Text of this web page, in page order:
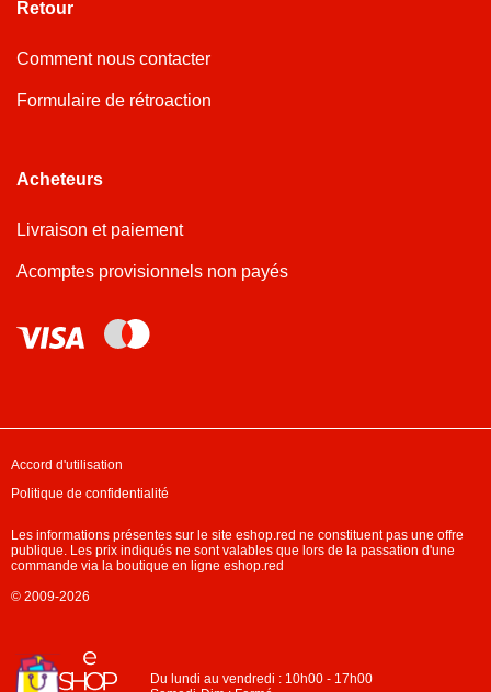
Retour
Comment nous contacter
Formulaire de rétroaction
Acheteurs
Livraison et paiement
Acomptes provisionnels non payés
Du lundi au vendredi : 10h00 - 17h00
Accord d'utilisation
Politique de confidentialité
Les informations présentes sur le site eshop.red ne constituent pas une offre
publique. Les prix indiqués ne sont valables que lors de la passation d'une
commande via la boutique en ligne eshop.red
© 2009-2026